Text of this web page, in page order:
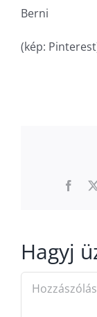
Berni
(kép:
Hagyj
Hozzászólás